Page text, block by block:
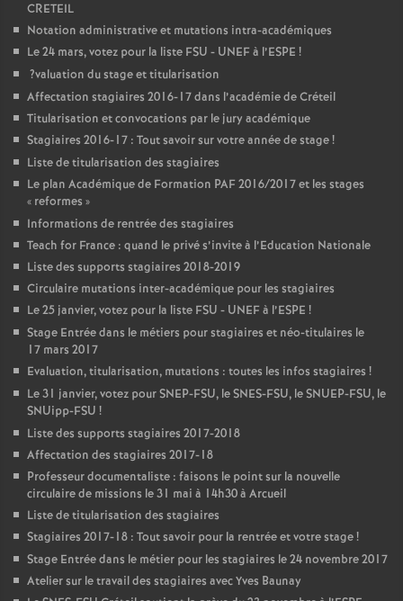
CRETEIL
Notation administrative et mutations intra-académiques
Le 24 mars, votez pour la liste FSU - UNEFà l’ESPE !
?valuation du stage et titularisation
Affectation stagiaires 2016-17 dans l’académie de Créteil
Titularisation et convocations par le jury académique
Stagiaires 2016-17 : Tout savoir sur votre année de stage!
Liste de titularisation des stagiaires
Le plan Académique de Formation PAF2016/2017 et les stages
« reformes »
Informations de rentrée des stagiaires
Teach for France : quand le privé s’invite à l’Education Nationale
Liste des supports stagiaires 2018-2019
Circulaire mutations inter-académique pour les stagiaires
Le 25 janvier, votez pour la liste FSU - UNEFà l’ESPE !
Stage Entrée dans le métiers pour stagiaires et néo-titulaires le
17 mars 2017
Evaluation, titularisation, mutations : toutes les infos stagiaires !
Le 31 janvier, votez pourSNEP-FSU, leSNES-FSU, leSNUEP-FSU, le
SNUipp-FSU !
Liste des supports stagiaires 2017-2018
Affectation des stagiaires 2017-18
Professeur documentaliste : faisons le point sur la nouvelle
circulaire de missions le 31 mai à 14h30 à Arcueil
Liste de titularisation des stagiaires
Stagiaires 2017-18 : Tout savoir pour la rentrée et votre stage!
Stage Entrée dans le métier pour les stagiaires le 24 novembre 2017
Atelier sur le travail des stagiaires avec Yves Baunay